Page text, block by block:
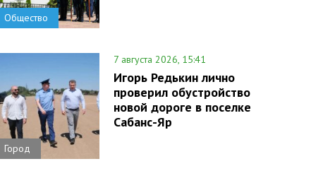
Общество
Город
7 августа 2026, 15:41
Игорь Редькин лично
проверил обустройство
новой дороге в поселке
Сабанс-Яр